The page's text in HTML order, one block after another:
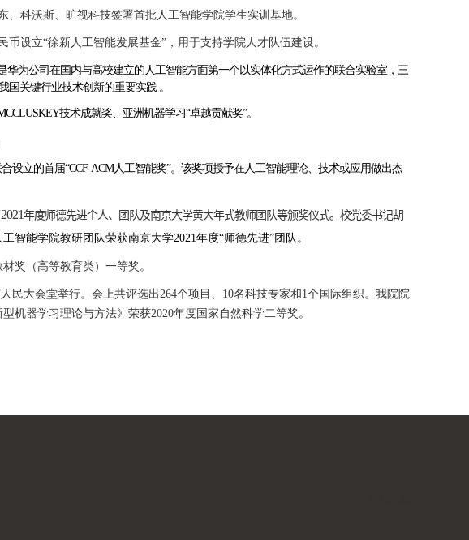
科沃斯、旷视科技签署首批人工智能学院学生实训基地。
设立“徐新人工智能发展基金”，用于支持学院人才队伍建设。
华为公司在国内与高校建立的人工智能方面第一个以实体化方式运作的联合实验室，三
国关键行业技术创新的重要实践 。
技术成就奖、亚洲机器学习“卓越贡献奖”。
设立的首届“CCF-ACM人工智能奖”。该奖项授予在人工智能理论、技术或应用做出杰
2021年度师德先进个人、团队及南京大学黄大年式教师团队等颁奖仪式。校党委书记胡
工智能学院教研团队荣获南京大学2021年度“师德先进”团队。
奖（高等教育类）一等奖。
民大会堂举行。会上共评选出264个项目、 10名科技专家和 1个国际组织。我院院
机器学习理论与方法》荣获2020年度国家自然科学二等奖。